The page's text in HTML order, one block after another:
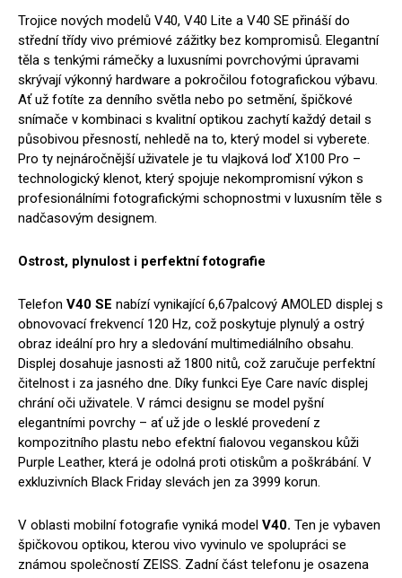
Trojice nových modelů V40, V40 Lite a V40 SE přináší do
střední třídy vivo prémiové zážitky bez kompromisů. Elegantní
těla s tenkými rámečky a luxusními povrchovými úpravami
skrývají výkonný hardware a pokročilou fotografickou výbavu.
Ať už fotíte za denního světla nebo po setmění, špičkové
snímače v kombinaci s kvalitní optikou zachytí každý detail s
působivou přesností, nehledě na to, který model si vyberete.
Pro ty nejnáročnější uživatele je tu vlajková loď X100 Pro –
technologický klenot, který spojuje nekompromisní výkon s
profesionálními fotografickými schopnostmi v luxusním těle s
nadčasovým designem.
Ostrost, plynulost i perfektní fotografie
Telefon V40 SE nabízí vynikající 6,67palcový AMOLED displej s
obnovovací frekvencí 120 Hz, což poskytuje plynulý a ostrý
obraz ideální pro hry a sledování multimediálního obsahu.
Displej dosahuje jasnosti až 1800 nitů, což zaručuje perfektní
čitelnost i za jasného dne. Díky funkci Eye Care navíc displej
chrání oči uživatele. V rámci designu se model pyšní
elegantními povrchy – ať už jde o lesklé provedení z
kompozitního plastu nebo efektní fialovou veganskou kůži
Purple Leather, která je odolná proti otiskům a poškrábání. V
exkluzivních Black Friday slevách jen za 3999 korun.
V oblasti mobilní fotografie vyniká model V40. Ten je vybaven
špičkovou optikou, kterou vivo vyvinulo ve spolupráci se
známou společností ZEISS. Zadní část telefonu je osazena